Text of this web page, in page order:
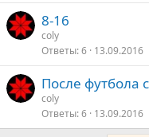
8-16
coly
Ответы 6 13.09.2016
После футбола
coly
Ответы 6 13.09.2016